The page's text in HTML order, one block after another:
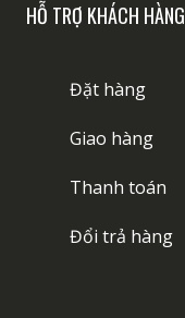
HỖ TRỢ KHÁCH HÀNG
Đặt hàng
Giao hàng
Thanh toán
Đổi trả hàng